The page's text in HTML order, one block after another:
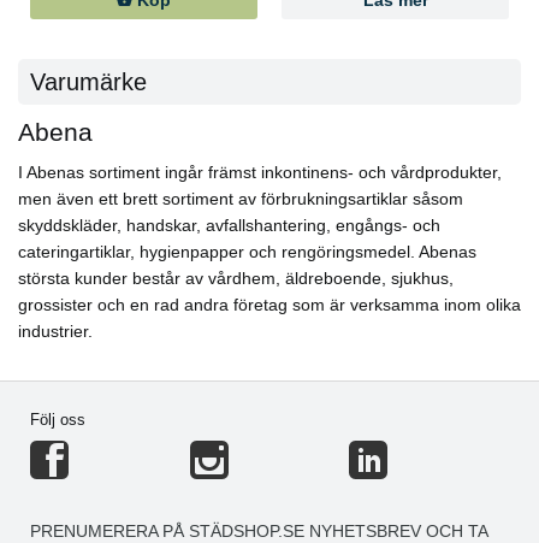
Varumärke
Abena
I Abenas sortiment ingår främst inkontinens- och vårdprodukter,
men även ett brett sortiment av förbrukningsartiklar såsom
skyddskläder, handskar, avfallshantering, engångs- och
cateringartiklar, hygienpapper och rengöringsmedel. Abenas
största kunder består av vårdhem, äldreboende, sjukhus,
grossister och en rad andra företag som är verksamma inom olika
industrier.
Följ oss
PRENUMERERA PÅ STÄDSHOP.SE NYHETSBREV OCH TA